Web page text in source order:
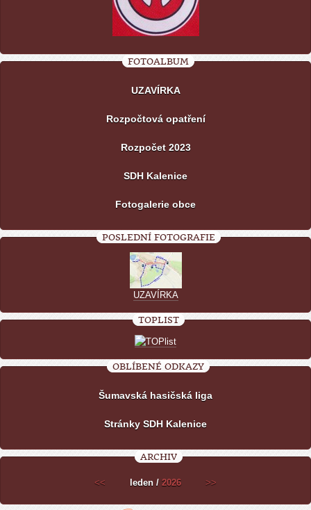
FOTOALBUM
UZAVÍRKA
Rozpočtová opatření
Rozpočet 2023
SDH Kalenice
Fotogalerie obce
POSLEDNÍ FOTOGRAFIE
UZAVÍRKA
TOPLIST
OBLÍBENÉ ODKAZY
Šumavská hasičská liga
Stránky SDH Kalenice
ARCHIV
<< leden / 2026 >>